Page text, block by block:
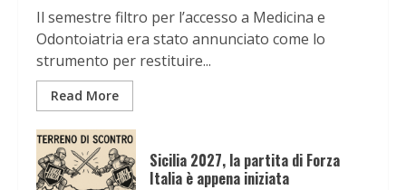
Il semestre filtro per l’accesso a Medicina e
Odontoiatria era stato annunciato come lo
strumento per restituire...
Read More
Sicilia 2027, la partita di Forza
Italia è appena iniziata